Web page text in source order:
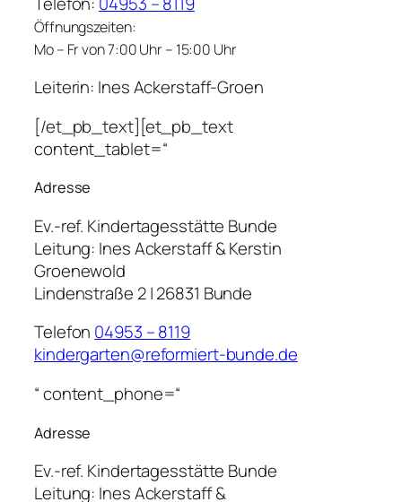
Öffnungszeiten:
Mo – Fr von 7:00 Uhr – 15:00 Uhr
Leiterin: Ines Ackerstaff-Groen
[/et_pb_text][et_pb_text
content_tablet=“
Adresse
Ev.-ref. Kindertagesstätte Bunde
Leitung: Ines Ackerstaff & Kerstin
Groenewold
Lindenstraße 2 | 26831 Bunde
Telefon 04953 – 8119
kindergarten@reformiert-bunde.de
“ content_phone=“
Adresse
Ev.-ref. Kindertagesstätte Bunde
Leitung: Ines Ackerstaff &